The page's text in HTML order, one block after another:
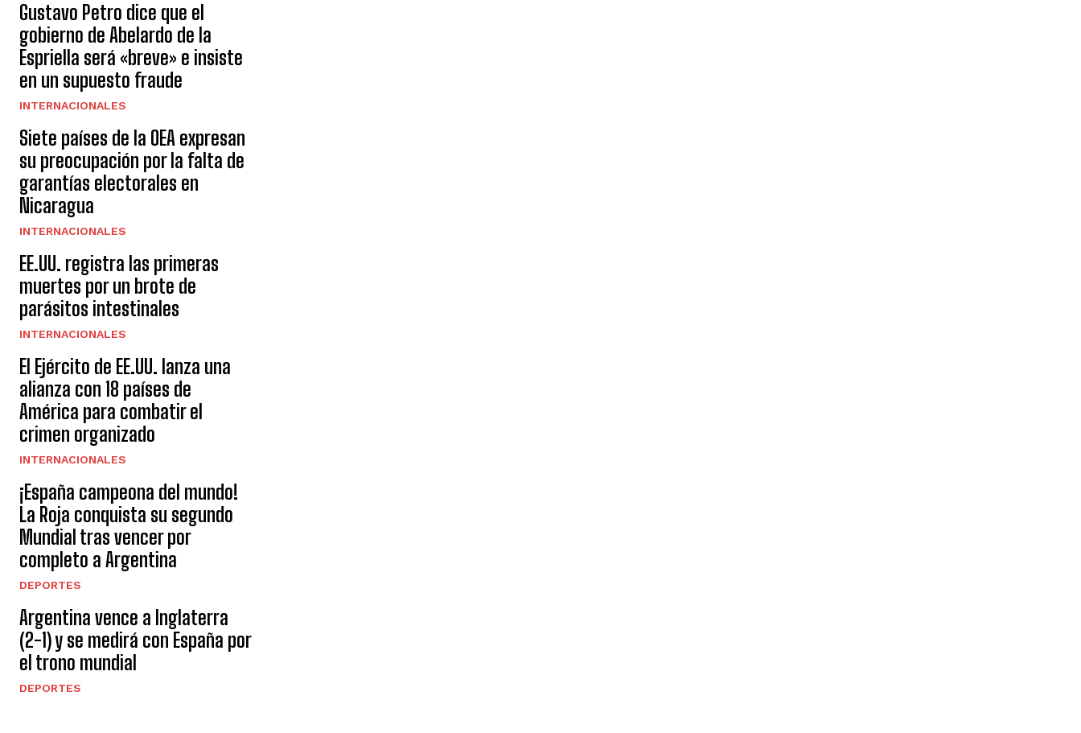
Gustavo Petro dice que el
gobierno de Abelardo de la
Espriella será «breve» e insiste
en un supuesto fraude
INTERNACIONALES
Siete países de la OEA expresan
su preocupación por la falta de
garantías electorales en
Nicaragua
INTERNACIONALES
EE.UU. registra las primeras
muertes por un brote de
parásitos intestinales
INTERNACIONALES
El Ejército de EE.UU. lanza una
alianza con 18 países de
América para combatir el
crimen organizado
INTERNACIONALES
¡España campeona del mundo!
La Roja conquista su segundo
Mundial tras vencer por
completo a Argentina
DEPORTES
Argentina vence a Inglaterra
(2-1) y se medirá con España por
el trono mundial
DEPORTES